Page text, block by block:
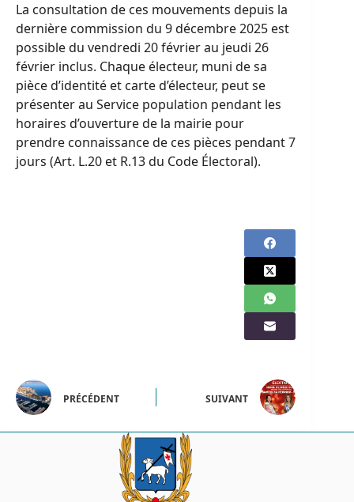
La consultation de ces mouvements depuis la
dernière commission du 9 décembre 2025 est
possible du vendredi 20 février au jeudi 26
février inclus. Chaque électeur, muni de sa
pièce d’identité et carte d’électeur, peut se
présenter au Service population pendant les
horaires d’ouverture de la mairie pour
prendre connaissance de ces pièces pendant 7
jours (Art. L.20 et R.13 du Code Électoral).
PRÉCÉDENT SUIVANT